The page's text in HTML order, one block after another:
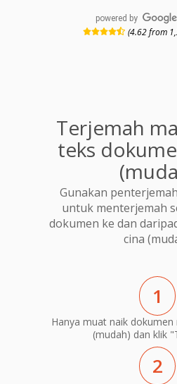
powered by
(4.62 from
Terjemah
teks
Gunakan
untuk menterjemah
dokumen ke dan
cina
1
Hanya muat naik
(mudah) dan klik
2